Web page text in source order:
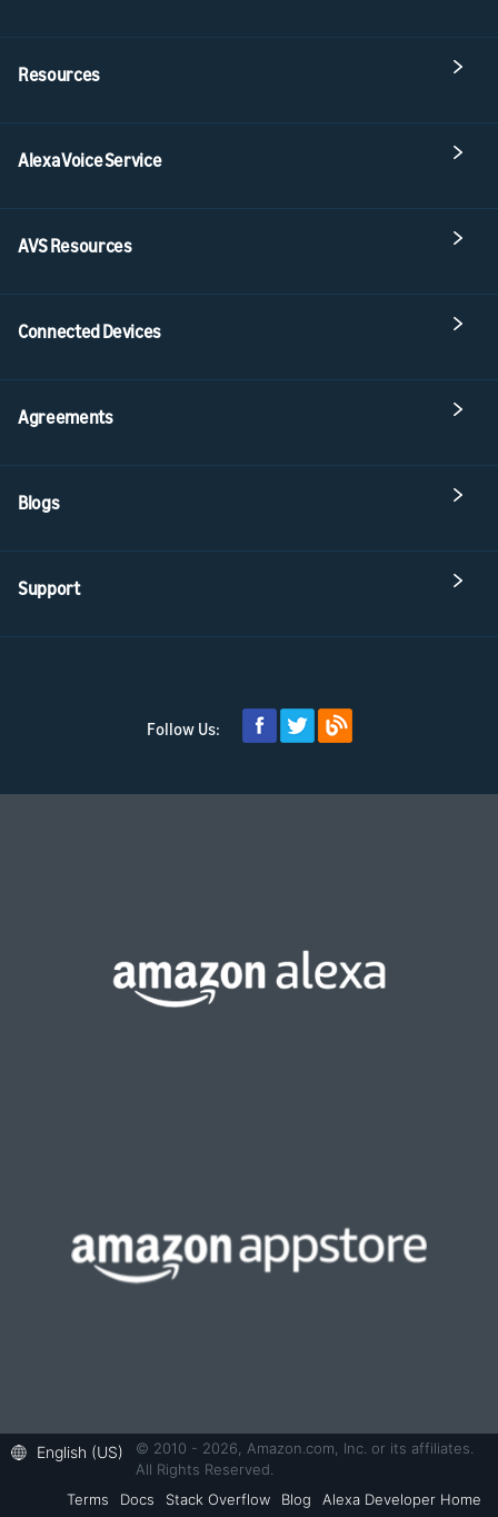
Resources
Alexa Voice Service
AVS Resources
Connected Devices
Agreements
Blogs
Support
Follow Us:
English (US)
© 2010 - 2026, Amazon.com, Inc. or its affiliates.
All Rights Reserved.
Terms
Docs Stack Overflow Blog Alexa Developer Home